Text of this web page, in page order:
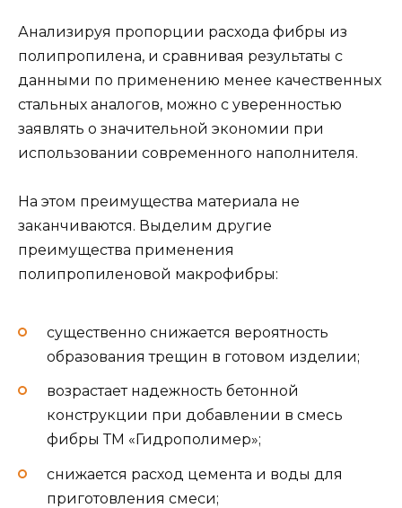
Анализируя пропорции расхода фибры из
полипропилена, и сравнивая результаты с
данными по применению менее качественных
стальных аналогов, можно с уверенностью
заявлять о значительной экономии при
использовании современного наполнителя.
На этом преимущества материала не
заканчиваются. Выделим другие
преимущества применения
полипропиленовой макрофибры:
существенно снижается вероятность
образования трещин в готовом изделии;
возрастает надежность бетонной
конструкции при добавлении в смесь
фибры ТМ «Гидрополимер»;
снижается расход цемента и воды для
приготовления смеси;